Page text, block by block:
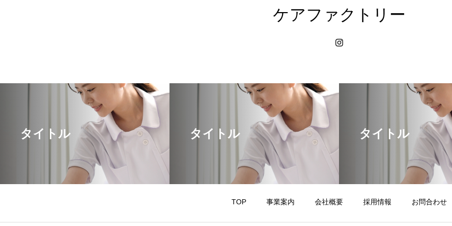
ケアファクトリー
タイトル タイトル タイトル
TOP 事業案内 会社概要 採用情報 お問合わせ